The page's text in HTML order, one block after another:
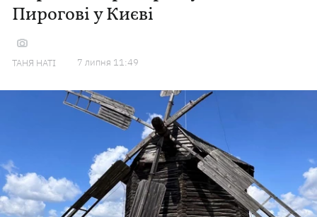
Пирогові у Києві
ТАНЯ НАТІ 7 липня 11:49